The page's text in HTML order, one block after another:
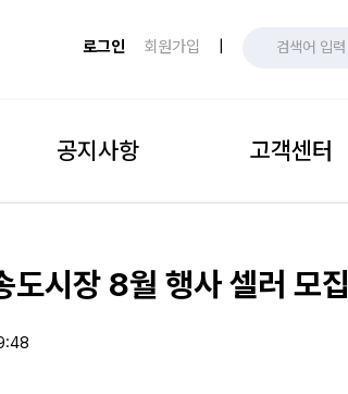
로그인 회원가입
공지사항 고객센터
시장 8월 행사 셀러 모집